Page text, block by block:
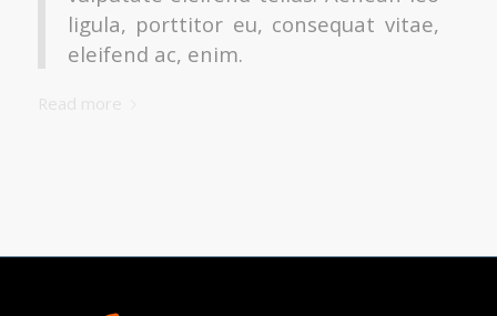
ligula, porttitor eu, consequat vitae,
eleifend ac, enim.